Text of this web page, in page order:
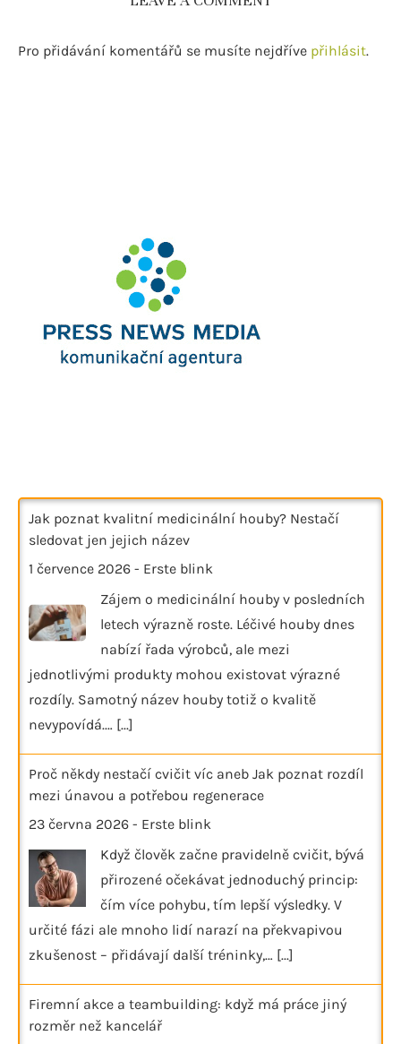
Pro přidávání komentářů se musíte nejdříve přihlásit.
Jak poznat kvalitní medicinální houby? Nestačí
sledovat jen jejich název
1 července 2026 - Erste blink
Zájem o medicinální houby v posledních
letech výrazně roste. Léčivé houby dnes
nabízí řada výrobců, ale mezi
jednotlivými produkty mohou existovat výrazné
rozdíly. Samotný název houby totiž o kvalitě
nevypovídá.… [...]
Proč někdy nestačí cvičit víc aneb Jak poznat rozdíl
mezi únavou a potřebou regenerace
23 června 2026 - Erste blink
Když člověk začne pravidelně cvičit, bývá
přirozené očekávat jednoduchý princip:
čím více pohybu, tím lepší výsledky. V
určité fázi ale mnoho lidí narazí na překvapivou
zkušenost – přidávají další tréninky,… [...]
Firemní akce a teambuilding: když má práce jiný
rozměr než kancelář